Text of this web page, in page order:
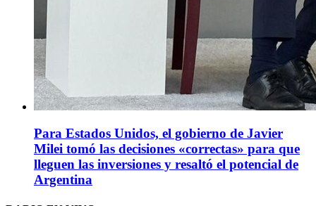
Para Estados Unidos, el gobierno de Javier
Milei tomó las decisiones «correctas» para que
lleguen las inversiones y resaltó el potencial de
Argentina